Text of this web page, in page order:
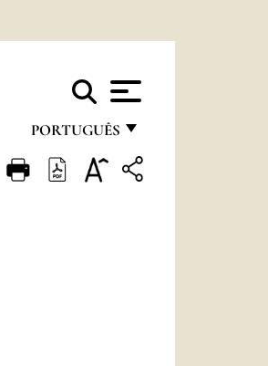
PORTUGUÊS
FRANÇAIS